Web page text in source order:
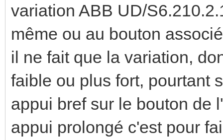
variation ABB UD/
même ou au bouton
il ne fait que la variation,
faible ou plus fort, pourtant
appui bref sur le bouton de
appui prolongé c'est pour